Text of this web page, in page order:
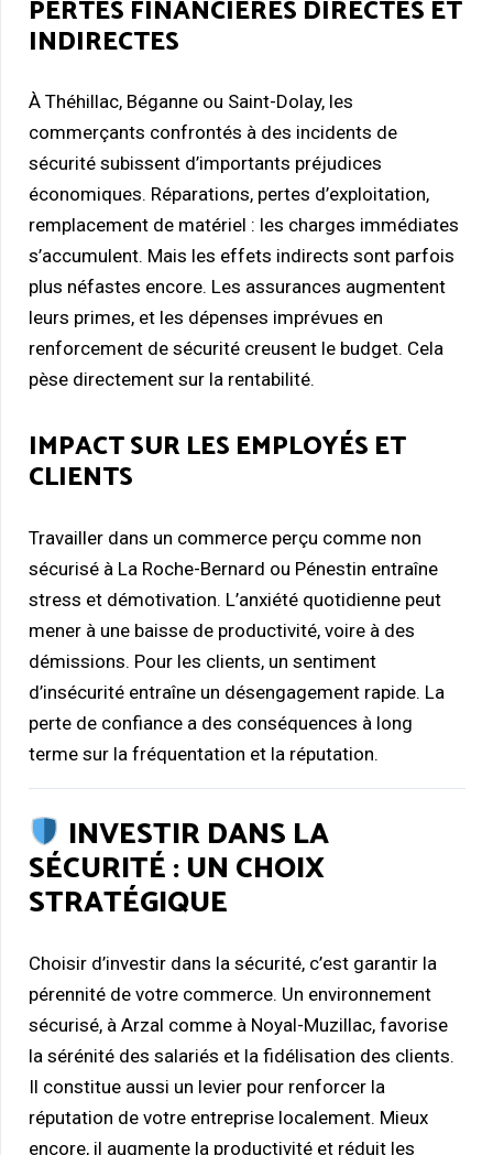
PERTES FINANCIÈRES DIRECTES ET
INDIRECTES
À Théhillac, Béganne ou Saint-Dolay, les
commerçants confrontés à des incidents de
sécurité subissent d’importants préjudices
économiques. Réparations, pertes d’exploitation,
remplacement de matériel : les charges immédiates
s’accumulent. Mais les effets indirects sont parfois
plus néfastes encore. Les assurances augmentent
leurs primes, et les dépenses imprévues en
renforcement de sécurité creusent le budget. Cela
pèse directement sur la rentabilité.
IMPACT SUR LES EMPLOYÉS ET
CLIENTS
Travailler dans un commerce perçu comme non
sécurisé à La Roche-Bernard ou Pénestin entraîne
stress et démotivation. L’anxiété quotidienne peut
mener à une baisse de productivité, voire à des
démissions. Pour les clients, un sentiment
d’insécurité entraîne un désengagement rapide. La
perte de confiance a des conséquences à long
terme sur la fréquentation et la réputation.
INVESTIR DANS LA
SÉCURITÉ : UN CHOIX
STRATÉGIQUE
Choisir d’investir dans la sécurité, c’est garantir la
pérennité de votre commerce. Un environnement
sécurisé, à Arzal comme à Noyal-Muzillac, favorise
la sérénité des salariés et la fidélisation des clients.
Il constitue aussi un levier pour renforcer la
réputation de votre entreprise localement. Mieux
encore, il augmente la productivité et réduit les